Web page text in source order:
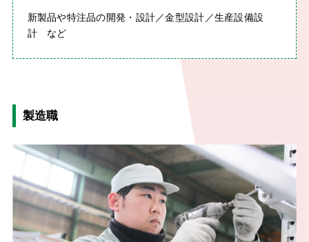
新製品や特注品の開発・設計／金型設計／生産設備設
計 など
製造職